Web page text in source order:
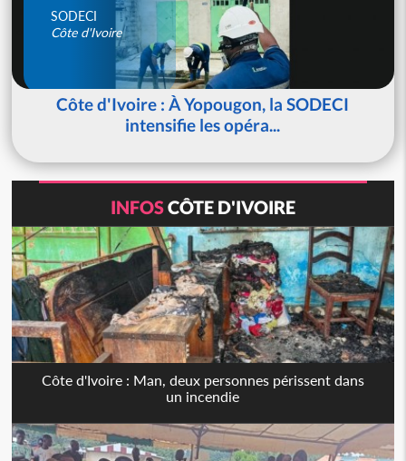
SODECI
Côte d'Ivoire
Côte d'Ivoire : À Yopougon, la SODECI
intensifie les opéra...
INFOSCÔTE D'IVOIRE
Côte d'Ivoire : Man, deux personnes périssent dans
un incendie